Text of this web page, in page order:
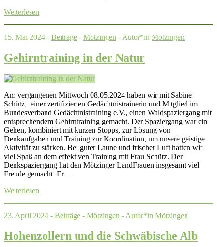
Weiterlesen
15. Mai 2024 - Beiträge - Mötzingen - Autor*in Mötzingen
Gehirntraining in der Natur
Am vergangenen Mittwoch 08.05.2024 haben wir mit Sabine
Schütz, einer zertifizierten Gedächtnistrainerin und Mitglied im
Bundesverband Gedächtnistraining e.V., einen Waldspaziergang mit
entsprechendem Gehirntraining gemacht. Der Spaziergang war ein
Gehen, kombiniert mit kurzen Stopps, zur Lösung von
Denkaufgaben und Training zur Koordination, um unsere geistige
Aktivität zu stärken. Bei guter Laune und frischer Luft hatten wir
viel Spaß an dem effektiven Training mit Frau Schütz. Der
Denkspaziergang hat den Mötzinger LandFrauen insgesamt viel
Freude gemacht. Er…
Weiterlesen
23. April 2024 - Beiträge - Mötzingen - Autor*in Mötzingen
Hohenzollern und die Schwäbische Alb